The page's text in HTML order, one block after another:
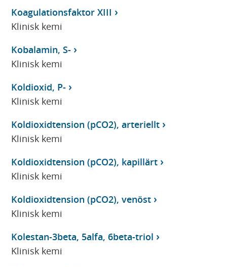
Koagulationsfaktor XIII
Klinisk kemi
Kobalamin, S-
Klinisk kemi
Koldioxid, P-
Klinisk kemi
Koldioxidtension (pCO2), arteriellt
Klinisk kemi
Koldioxidtension (pCO2), kapillärt
Klinisk kemi
Koldioxidtension (pCO2), venöst
Klinisk kemi
Kolestan-3beta, 5alfa, 6beta-triol
Klinisk kemi